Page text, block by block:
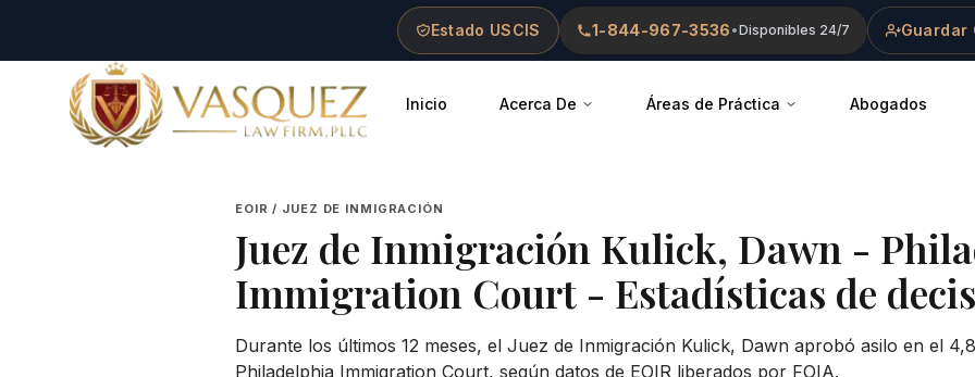
Estado USCIS 1-844-967-3536 •Disponibles 24/7 Guardar
Vasquez Law Firm - Home
Inicio Acerca De Áreas de Práctica Abogados
EOIR / JUEZ DE INMIGRACIÓN
Juez de Inmigración Kulick, Dawn -
Immigration Court - Estadísticas de
Durante los últimos 12 meses, el Juez de Inmigración Kulick, Dawn aprobó asilo en el
Philadelphia Immigration Court, según datos de EOIR liberados por FOIA.